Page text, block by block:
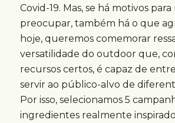
Covid-19. Mas, se há motivos para
preocupar, também há o que
hoje, queremos comemorar
versatilidade do outdoor que,
recursos certos, é capaz de
servir ao público-alvo de
Por isso, selecionamos 5
ingredientes realmente